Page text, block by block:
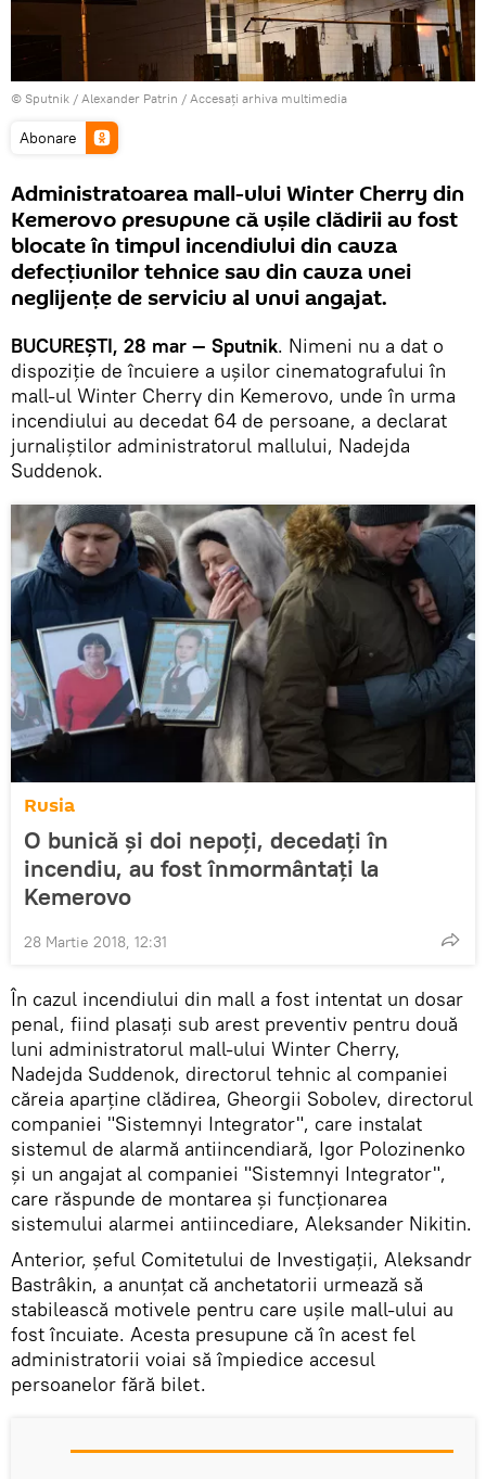
© Sputnik / Alexander Patrin / Accesați arhiva multimedia
Abonare
Administratoarea mall-ului Winter Cherry din
Kemerovo presupune că ușile clădirii au fost
blocate în timpul incendiului din cauza
defecțiunilor tehnice sau din cauza unei
neglijențe de serviciu al unui angajat.
BUCUREȘTI, 28 mar — Sputnik. Nimeni nu a dat o
dispoziție de încuiere a ușilor cinematografului în
mall-ul Winter Cherry din Kemerovo, unde în urma
incendiului au decedat 64 de persoane, a declarat
jurnaliștilor administratorul mallului, Nadejda
Suddenok.
Rusia
O bunică și doi nepoți, decedați în
incendiu, au fost înmormântați la
Kemerovo
28 Martie 2018, 12:31
În cazul incendiului din mall a fost intentat un dosar
penal, fiind plasați sub arest preventiv pentru două
luni administratorul mall-ului Winter Cherry,
Nadejda Suddenok, directorul tehnic al companiei
căreia aparține clădirea, Gheorgii Sobolev, directorul
companiei "Sistemnyi Integrator", care instalat
sistemul de alarmă antiincendiară, Igor Polozinenko
și un angajat al companiei "Sistemnyi Integrator",
care răspunde de montarea și funcționarea
sistemului alarmei antiincediare, Aleksander Nikitin.
Anterior, șeful Comitetului de Investigații, Aleksandr
Bastrâkin, a anunțat că anchetatorii urmează să
stabilească motivele pentru care ușile mall-ului au
fost încuiate. Acesta presupune că în acest fel
administratorii voiai să împiedice accesul
persoanelor fără bilet.